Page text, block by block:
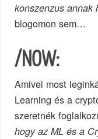
konszenzus annak
blogomon sem…
/NOW:
Amivel most
Learning és a
szeretnék
hogy az ML és a